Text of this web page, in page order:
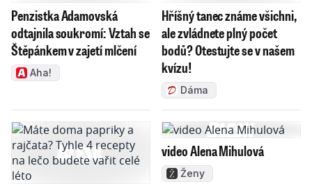
Penzistka Adamovská
odtajnila soukromí: Vztah se
Štěpánkem v zajetí mlčení
Aha!
Hříšný tanec známe všichni,
ale zvládnete plný počet
bodů? Otestujte se v našem
kvízu!
Dáma
video Alena Mihulová
Ženy